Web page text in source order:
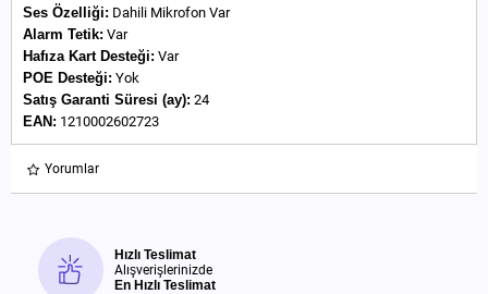
Ses Özelliği: Dahili Mikrofon Var
Alarm Tetik: Var
Hafıza Kart Desteği: Var
POE Desteği: Yok
Satış Garanti Süresi (ay): 24
EAN: 1210002602723
Yorumlar
Hızlı Teslimat
Alışverişlerinizde
En Hızlı Teslimat